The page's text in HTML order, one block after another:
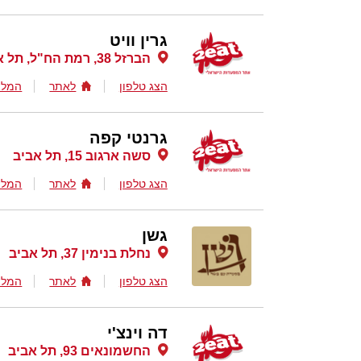
גרין וויט
הברזל 38, רמת הח"ל, תל אביב
הצג טלפון לאתר
גרנטי קפה
סשה ארגוב 15, תל אביב
הצג טלפון לאתר
גשן
נחלת בנימין 37, תל אביב
הצג טלפון לאתר
דה וינצ'י
החשמונאים 93, תל אביב